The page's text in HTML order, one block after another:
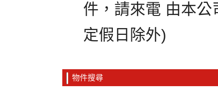
件，請來電 由本
定假日除外)
物件搜尋